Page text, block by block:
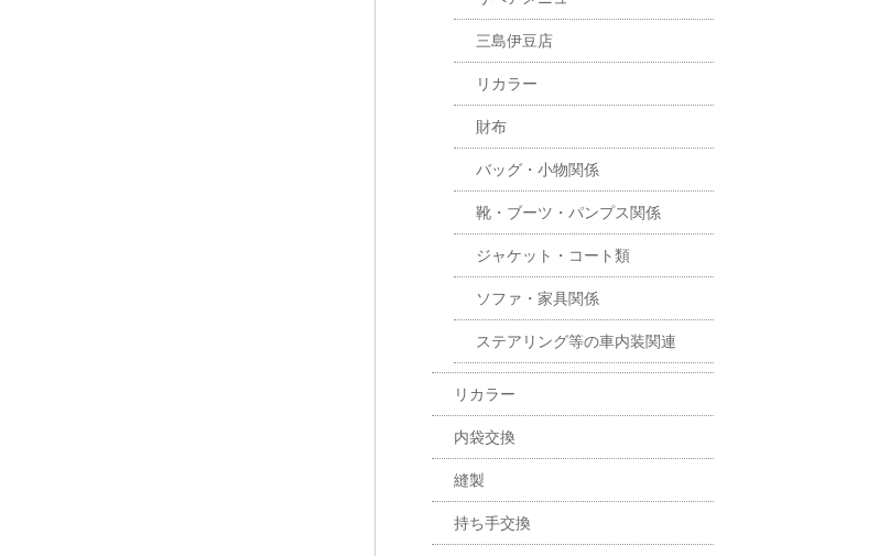
三島伊豆店
リカラー
財布
バッグ・小物関係
靴・ブーツ・パンプス関係
ジャケット・コート類
ソファ・家具関係
ステアリング等の車内装関連
リカラー
内袋交換
縫製
持ち手交換